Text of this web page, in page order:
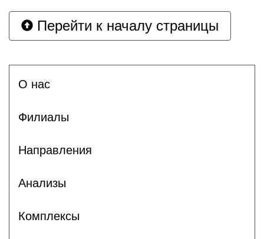
Перейти к началу страницы
О нас
Филиалы
Направления
Анализы
Комплексы